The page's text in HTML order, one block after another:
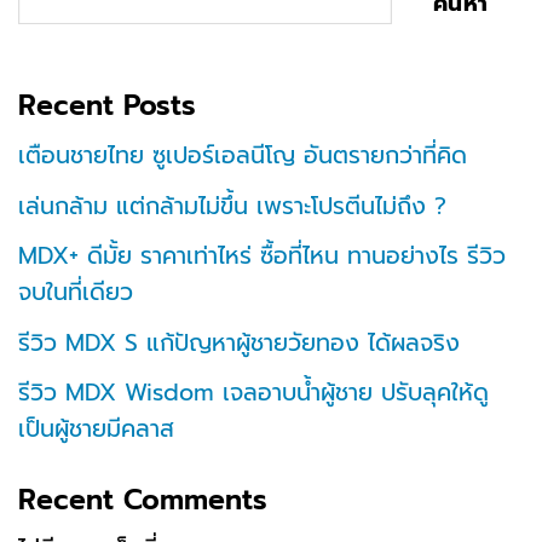
Recent Posts
เตือนชายไทย ซูเปอร์เอลนีโญ อันตรายกว่าที่คิด
เล่นกล้าม แต่กล้ามไม่ขึ้น เพราะโปรตีนไม่ถึง ?
MDX+ ดีมั้ย ราคาเท่าไหร่ ซื้อที่ไหน ทานอย่างไร รีวิว
จบในที่เดียว
รีวิว MDX S แก้ปัญหาผู้ชายวัยทอง ได้ผลจริง
รีวิว MDX Wisdom เจลอาบน้ำผู้ชาย ปรับลุคให้ดู
เป็นผู้ชายมีคลาส
Recent Comments